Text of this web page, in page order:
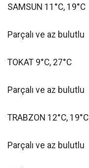
SAMSUN 11°C, 19°C
Parçalı ve az bulutlu
TOKAT 9°C, 27°C
Parçalı ve az bulutlu
TRABZON 12°C, 19°C
Parçalı ve az bulutlu